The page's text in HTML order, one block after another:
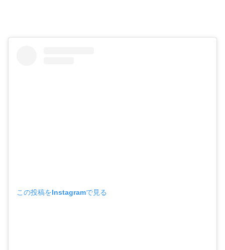
この投稿をInstagramで見る